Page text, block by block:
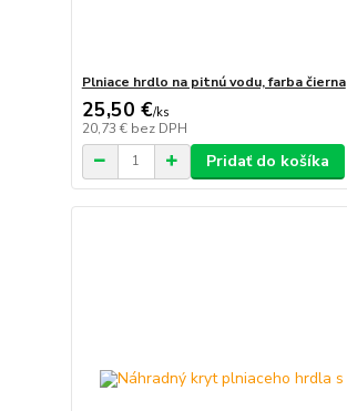
Plniace hrdlo na pitnú vodu, farba čierna
25,50 €/ks
20,73 € bez DPH
Pridať do košíka